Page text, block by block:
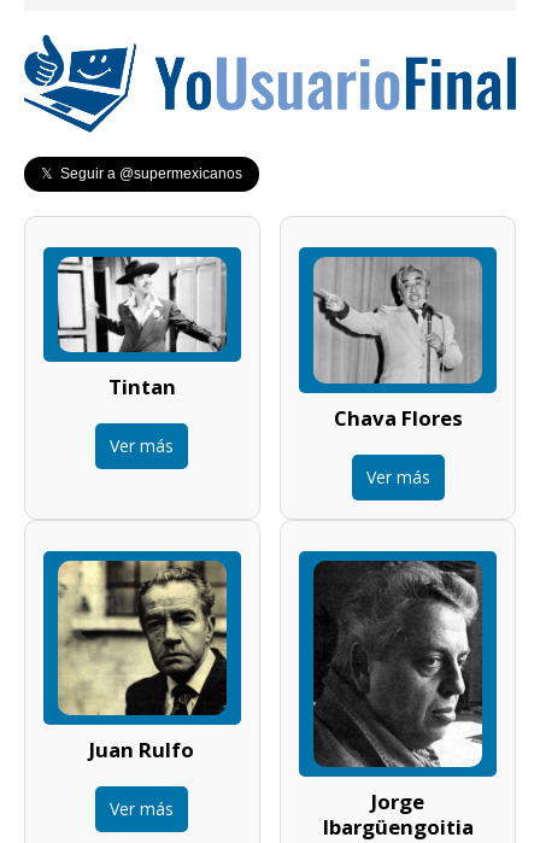
𝕏 Seguir a @supermexicanos
Tintan
Ver más
Chava Flores
Ver más
Juan Rulfo
Ver más
Jorge
Ibargüengoitia